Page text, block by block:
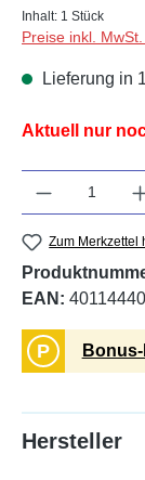
Inhalt: 1 Stück
Preise inkl.
Lieferung in
Aktuell nur
Zum Merkzettel
EAN:
P
Hersteller